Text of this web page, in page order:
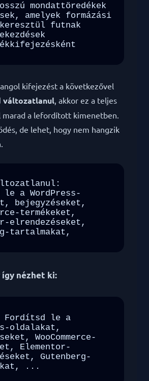
mondattöredékek
amelyek formázási
futnak
kifejezést a következővel
változatlanul , akkor ez a teljes
marad a lefordított kimenetben.
de lehet, hogy nem hangzik
a WordPress-
bejegyzéseket,
termékeket,
elrendezéseket,
tartalmakat,
így nézhet ki:
oldalakat,
WooCommerce-
Elementor-
Gutenberg-
...